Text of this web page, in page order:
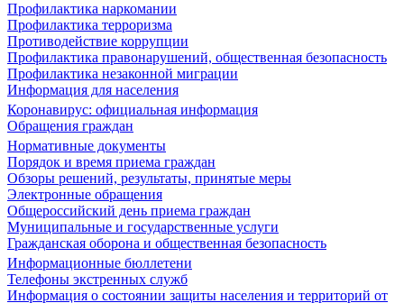
Профилактика наркомании
Профилактика терроризма
Противодействие коррупции
Профилактика правонарушений, общественная безопасность
Профилактика незаконной миграции
Информация для населения
Коронавирус: официальная информация
Обращения граждан
Нормативные документы
Порядок и время приема граждан
Обзоры решений, результаты, принятые меры
Электронные обращения
Общероссийский день приема граждан
Муниципальные и государственные услуги
Гражданская оборона и общественная безопасность
Информационные бюллетени
Телефоны экстренных служб
Информация о состоянии защиты населения и территорий от